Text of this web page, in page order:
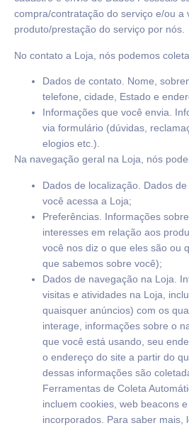
compra/contratação do serviço e/ou a
produto/prestação do serviço por nós.
No contato a Loja, nós podemos
Dados de contato. Nome,
telefone, cidade, Estado e
Informações que você envia.
via formulário (dúvidas,
elogios etc.).
Na navegação geral na Loja, nós
Dados de localização. Dados
você acessa a Loja;
Preferências. Informações
interesses em relação aos
você nos diz o que eles são ou
que sabemos sobre você);
Dados de navegação na Loja.
visitas e atividades na Loja,
quaisquer anúncios) com os
interage, informações sobre o
que você está usando, seu
o endereço do site a partir do
dessas informações são
Ferramentas de Coleta
incluem cookies, web beacons
incorporados. Para saber mais,